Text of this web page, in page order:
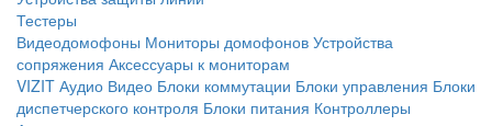
Тестеры
Видеодомофоны Мониторы домофонов Устройства
сопряжения Аксессуары к мониторам
VIZIT Аудио Видео Блоки коммутации Блоки управления Блоки
диспетчерского контроля Блоки питания Контроллеры